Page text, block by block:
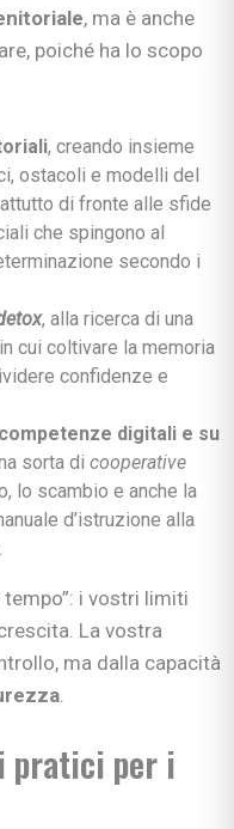
, ma è anche
poiché ha lo scopo
, creando insieme
ostacoli e modelli del
di fronte alle sfide
che spingono al
secondo i
, alla ricerca di una
cui coltivare la memoria
confidenze e
digitali e su
sorta di cooperative
lo scambio e anche la
d’istruzione alla
i vostri limiti
La vostra
ma dalla capacità
pratici per i